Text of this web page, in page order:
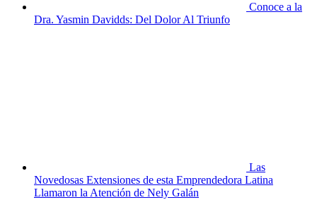
Conoce a la
Dra. Yasmin Davidds: Del Dolor Al Triunfo
Las
Novedosas Extensiones de esta Emprendedora Latina
Llamaron la Atención de Nely Galán